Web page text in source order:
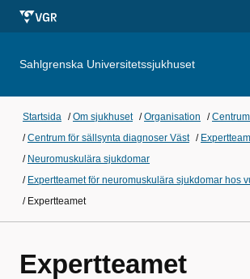
Sahlgrenska Universitetssjukhuset
Startsida /Om sjukhuset /Organisation /
/Centrum för sällsynta diagnoser Väst / Expertteam
/ Neuromuskulära sjukdomar
/ Expertteamet för neuromuskulära sjukdomar hos
/ Expertteamet
Expertteamet